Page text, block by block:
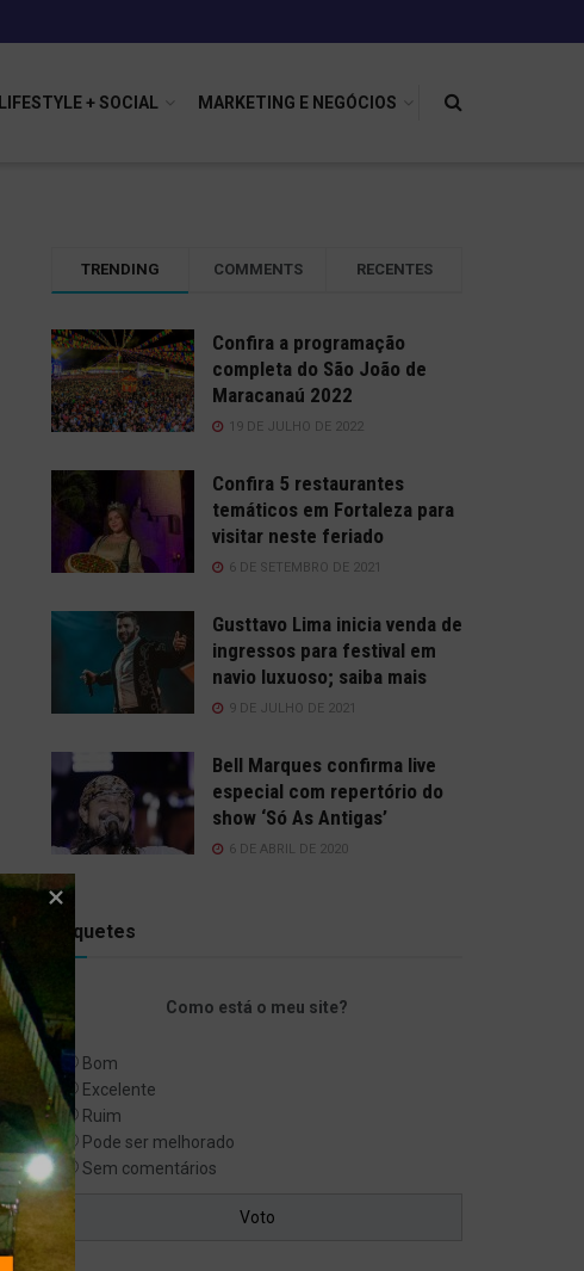
LIFESTYLE + SOCIAL MARKETING E NEGÓCIOS
TRENDING COMMENTS RECENTES
Confira a programação
completa do São João de
Maracanaú 2022
19 DE JULHO DE 2022
Confira 5 restaurantes
temáticos em Fortaleza para
visitar neste feriado
6 DE SETEMBRO DE 2021
Gusttavo Lima inicia venda de
ingressos para festival em
navio luxuoso; saiba mais
9 DE JULHO DE 2021
Bell Marques confirma live
especial com repertório do
show ‘Só As Antigas’
6 DE ABRIL DE 2020
Enquetes
Como está o meu site?
Bom
Excelente
Ruim
Pode ser melhorado
Sem comentários